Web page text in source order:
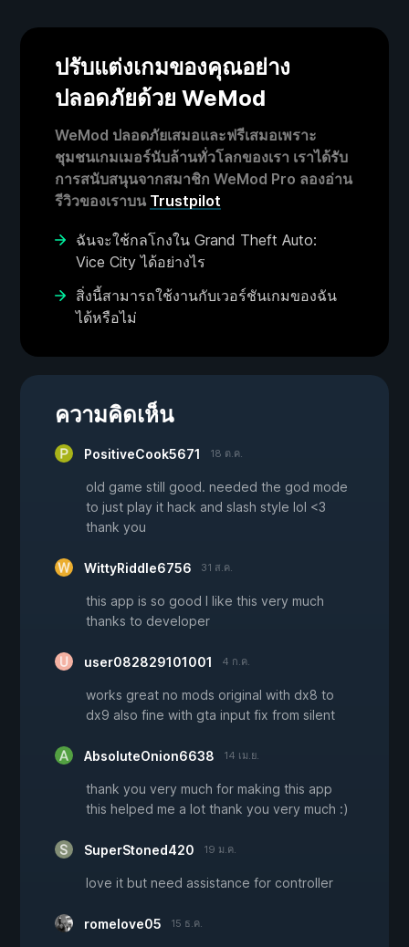
ปรับแต่งเกมของคุณอย่าง
ปลอดภัยด้วย WeMod
WeMod ปลอดภัยเสมอและฟรีเสมอเพราะ
ชุมชนเกมเมอร์นับล้านทั่วโลกของเรา เราได้รับ
การสนับสนุนจากสมาชิก WeMod Pro ลองอ่าน
รีวิวของเราบน Trustpilot
ฉันจะใช้กลโกงใน Grand Theft Auto:
Vice City ได้อย่างไร
สิ่งนี้สามารถใช้งานกับเวอร์ชันเกมของฉัน
ได้หรือไม่
ความคิดเห็น
PositiveCook5671 18 ต.ค.
old game still good. needed the god mode
to just play it hack and slash style lol <3
thank you
WittyRiddle6756 31 ส.ค.
this app is so good I like this very much
thanks to developer
user082829101001 4 ก.ค.
works great no mods original with dx8 to
dx9 also fine with gta input fix from silent
AbsoluteOnion6638 14 เม.ย.
thank you very much for making this app
this helped me a lot thank you very much :)
SuperStoned420 19 ม.ค.
love it but need assistance for controller
romelove05 15 ธ.ค.